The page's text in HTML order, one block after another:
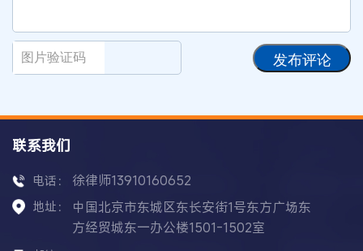
发布评论
联系我们
电话： 徐律师13910160652
地址：
中国北京市东城区东长安街1号东方广场东
方经贸城东一办公楼1501-1502室